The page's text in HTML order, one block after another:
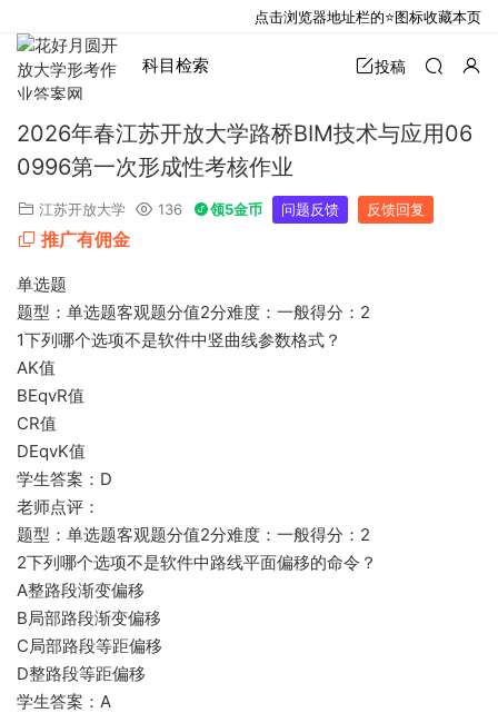
科目检索 投稿
2026年春江苏开放大学路桥BIM技术与应用06
0996第一次形成性考核作业
江苏开放大学 136 领5金币 问题反馈 反馈回复
推广有佣金
单选题
题型：单选题客观题分值2分难度：一般得分：2
1下列哪个选项不是软件中竖曲线参数格式？
AK值
BEqvR值
CR值
DEqvK值
学生答案：D
老师点评：
题型：单选题客观题分值2分难度：一般得分：2
2下列哪个选项不是软件中路线平面偏移的命令？
A整路段渐变偏移
B局部路段渐变偏移
C局部路段等距偏移
D整路段等距偏移
学生答案：A
点击浏览器地址栏的⭐图标收藏本页